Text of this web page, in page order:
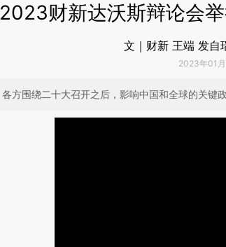
2023财新达沃斯辩论会
文｜财新 王端 发自
2023年01
各方围绕二十大召开之后，影响中国和全球的关键